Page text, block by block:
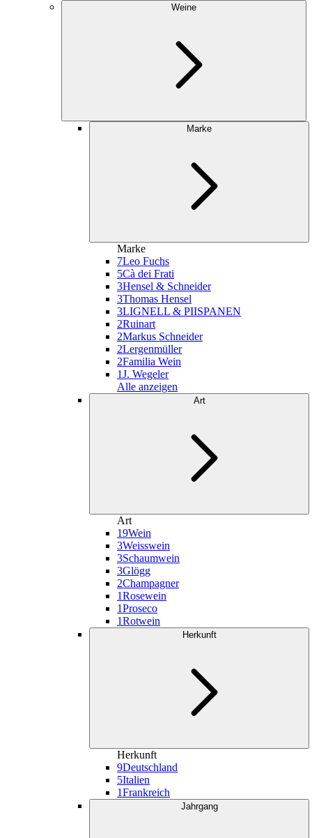
Weine
Marke
Marke
7Leo Fuchs
5Cà dei Frati
3Hensel & Schneider
3Thomas Hensel
3LIGNELL & PIISPANEN
2Ruinart
2Markus Schneider
2Lergenmüller
2Familia Wein
1J. Wegeler
Alle anzeigen
Art
Art
19Wein
3Weisswein
3Schaumwein
3Glögg
2Champagner
1Rosewein
1Proseco
1Rotwein
Herkunft
Herkunft
9Deutschland
5Italien
1Frankreich
Jahrgang